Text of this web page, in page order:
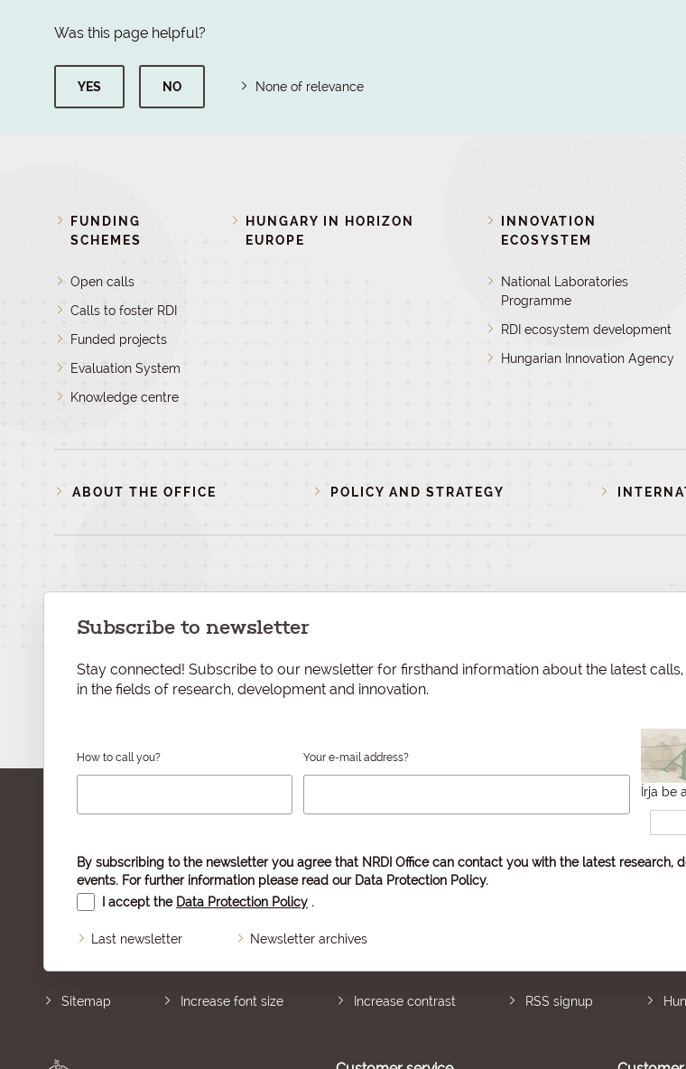
Was this page helpful?
YES NO None of relevance
FUNDING
SCHEMES
Open calls
Calls to foster RDI
Funded projects
Evaluation System
Knowledge centre
HUNGARY IN HORIZON
EUROPE
INNOVATION
ECOSYSTEM
National Laboratories
Programme
RDI ecosystem development
Hungarian Innovation Agency
ABOUT THE OFFICE POLICY AND STRATEGY
Subscribe to newsletter
Stay connected! Subscribe to our newsletter for firsthand information about the latest calls,
in the fields of research, development and innovation.
How to call you? Your e-mail address?
Írja be
By subscribing to the newsletter you agree that NRDI Office can contact you with the latest
events. For further information please read our Data Protection Policy.
I accept the Data Protection Policy .
Last newsletter Newsletter archives
Sitemap Increase font size Increase contrast RSS signup